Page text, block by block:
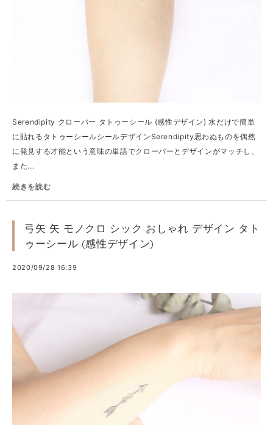
Serendipity クローバー タトゥーシール (感性デザイン) 水だけで簡単
に貼れるタトゥーシールシールデザインSerendipity思わぬものを偶然
に発見する才能という意味の単語でクローバーとデザインがマッチし、
また...
続きを読む
弓矢 矢 モノクロ シック おしゃれ デザイン タト
ゥーシール (感性デザイン)
2020/09/28 16:39